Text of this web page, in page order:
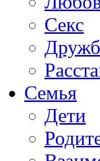
Секс
Семья
Дети